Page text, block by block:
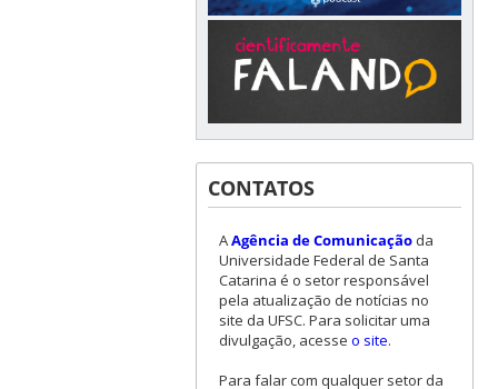
CONTATOS
AAgência de Comunicaçãoda
Universidade Federal de Santa
Catarina é o setor responsável
pela atualização de notícias no
site da UFSC. Para solicitar uma
divulgação, acesse o site.
Para falar com qualquer setor da